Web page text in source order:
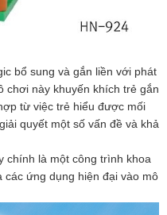
bổ sung và gắn liền với phát
này khuyến khích trẻ gắn
từ việc trẻ hiểu được mối
quyết một số vấn đề và khả
chính là một công trình khoa
các ứng dụng hiện đại vào mô